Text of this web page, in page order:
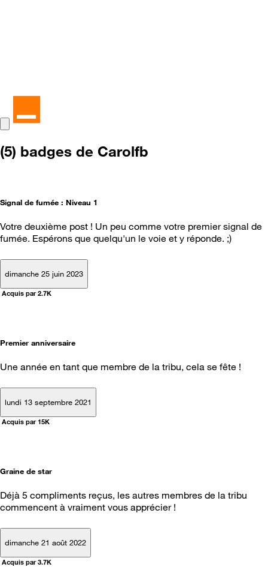
(5) badges de Carolfb
Signal de fumée : Niveau 1
Votre deuxième post ! Un peu comme votre premier signal de
fumée. Espérons que quelqu'un le voie et y réponde. ;)
dimanche 25 juin 2023
Acquis par 2.7K
Premier anniversaire
Une année en tant que membre de la tribu, cela se fête !
lundi 13 septembre 2021
Acquis par 15K
Graine de star
Déjà 5 compliments reçus, les autres membres de la tribu
commencent à vraiment vous apprécier !
dimanche 21 août 2022
Acquis par 3.7K